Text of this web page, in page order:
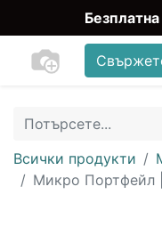
Всички продукти
Микро Портфейл